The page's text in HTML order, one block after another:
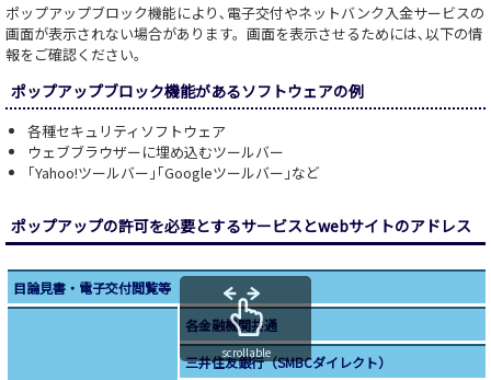
ポップアップブロック機能により､電子交付やネットバンク入金サービスの
画面が表示されない場合があります。画面を表示させるためには､以下の情
報をご確認ください。
ポップアップブロック機能があるソフトウェアの例
各種セキュリティソフトウェア
ウェブブラウザーに埋め込むツールバー
｢Yahoo!ツールバー｣｢Googleツールバー｣など
ポップアップの許可を必要とするサービスとwebサイトのアドレス
目論見書・電子交付閲覧等
各金融機関共通
三井住友銀行（SMBCダイレクト）
scrollable